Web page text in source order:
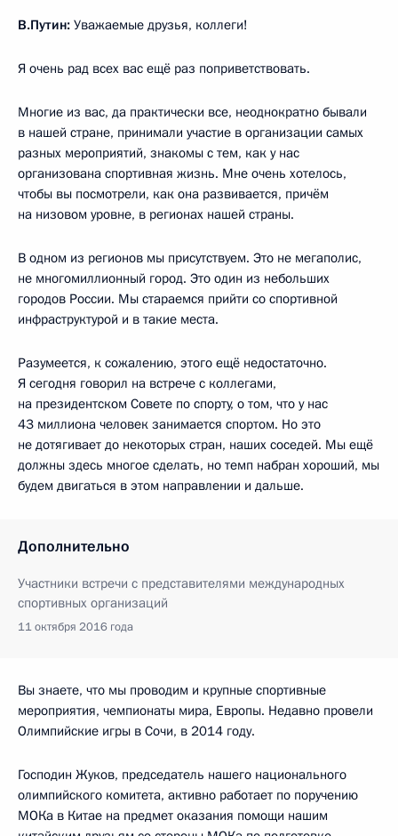
В.Путин: Уважаемые друзья, коллеги!
Я очень рад всех вас ещё раз поприветствовать.
Многие из вас, да практически все, неоднократно бывали
в нашей стране, принимали участие в организации самых
разных мероприятий, знакомы с тем, как у нас
организована спортивная жизнь. Мне очень хотелось,
чтобы вы посмотрели, как она развивается, причём
на низовом уровне, в регионах нашей страны.
В одном из регионов мы присутствуем. Это не мегаполис,
не многомиллионный город. Это один из небольших
городов России. Мы стараемся прийти со спортивной
инфраструктурой и в такие места.
Разумеется, к сожалению, этого ещё недостаточно.
Я сегодня говорил на встрече с коллегами,
на президентском Совете по спорту, о том, что у нас
43 миллиона человек занимается спортом. Но это
не дотягивает до некоторых стран, наших соседей. Мы ещё
должны здесь многое сделать, но темп набран хороший, мы
будем двигаться в этом направлении и дальше.
Дополнительно
Участники встречи с представителями международных
спортивных организаций
11 октября 2016 года
Вы знаете, что мы проводим и крупные спортивные
мероприятия, чемпионаты мира, Европы. Недавно провели
Олимпийские игры в Сочи, в 2014 году.
Господин Жуков, председатель нашего национального
олимпийского комитета, активно работает по поручению
МОКа в Китае на предмет оказания помощи нашим